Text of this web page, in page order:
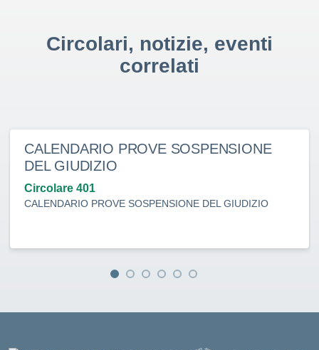
Circolari, notizie, eventi
correlati
CALENDARIO PROVE SOSPENSIONE
DEL GIUDIZIO
Circolare 401
CALENDARIO PROVE SOSPENSIONE DEL GIUDIZIO